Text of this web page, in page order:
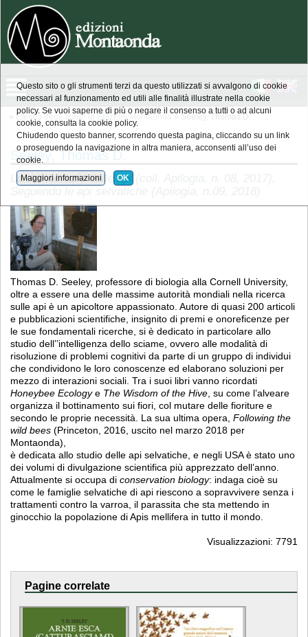
» Elenco degli autori di Edizioni Montaonda » Seeley, Thomas D.
Seeley, Thomas D.
La democrazia delle api (coll. Apilogia, n. 08, 2017),
Thomas D. Seeley, professore di biologia alla Cornell University,
oltre a essere una delle massime autorità mondiali nella ricerca
sulle api è un apicoltore appassionato. Autore di quasi 200 articoli
e pubblicazioni scientifiche, insignito di premi e onoreficenze per
le sue fondamentali ricerche, si è dedicato in particolare allo
studio dell’’intelligenza dello sciame, ovvero alle modalità di
risoluzione di problemi cognitivi da parte di un gruppo di individui
che condividono le loro conoscenze ed elaborano soluzioni per
mezzo di interazioni sociali. Tra i suoi libri vanno ricordati
Honeybee Ecologye The Wisdom of the Hive , su come l’alveare
organizza il bottinamento sui fiori, col mutare delle fioriture e
secondo le proprie necessità. La sua ultima opera,Following the
wild bees (Princeton, 2016, uscito nel marzo 2018 per
Montaonda),
è dedicata allo studio delle api selvatiche, e negli USA è stato uno
dei volumi di divulgazione scientifica più apprezzato dell’anno.
Attualmente si occupa diconservation biology: indaga cioè su
come le famiglie selvatiche di api riescono a sopravvivere senza i
trattamenti contro la varroa, il parassita che sta mettendo in
ginocchio la popolazione di Apis mellifera in tutto il mondo.
Visualizzazioni: 7791
Pagine correlate
Questo sito o gli strumenti terzi da questo utilizzati si avvalgono di cookie
necessari al funzionamento ed utili alle finalità illustrate nella cookie
policy. Se vuoi saperne di più o negare il consenso a tutti o ad alcuni
cookie, consulta la cookie policy.
Chiudendo questo banner, scorrendo questa pagina, cliccando su un link
o proseguendo la navigazione in altra maniera, acconsenti all’uso dei
cookie.
Maggiori informazioni OK